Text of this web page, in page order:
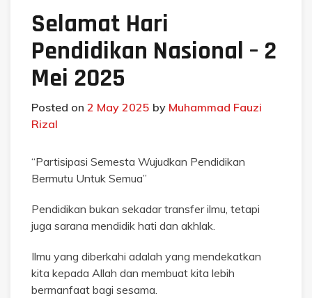
Selamat Hari
Pendidikan Nasional – 2
Mei 2025
Posted on 2 May 2025 by Muhammad Fauzi
Rizal
“Partisipasi Semesta Wujudkan Pendidikan
Bermutu Untuk Semua”
Pendidikan bukan sekadar transfer ilmu, tetapi
juga sarana mendidik hati dan akhlak.
Ilmu yang diberkahi adalah yang mendekatkan
kita kepada Allah dan membuat kita lebih
bermanfaat bagi sesama.